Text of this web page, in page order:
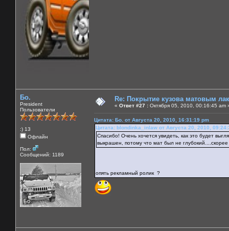
Бо.
President
Пользователи
:) 13
Офлайн
Пол:
Сообщений: 1189
Re: Покрытие кузова матовым
« Ответ #27 : Октября 05, 2010, 00:16:45 am
Цитата: Бо. от Августа 20, 2010, 16:31:19 pm
Цитата: blondinka_inlaw от Августа 20, 2010,
Спасибо! Очень хочется увидеть, как это будет
выкрашен, потому что мат был не
опять рекламный ролик ?